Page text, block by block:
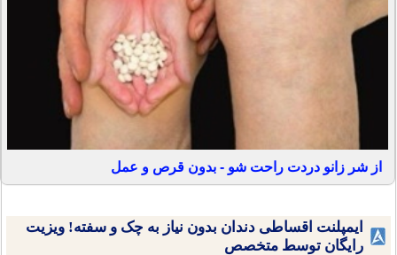
از شر زانو دردت راحت شو - بدون قرص و عمل
ایمپلنت اقساطی دندان بدون نیاز به چک و سفته! ویزیت
رایگان توسط متخصص